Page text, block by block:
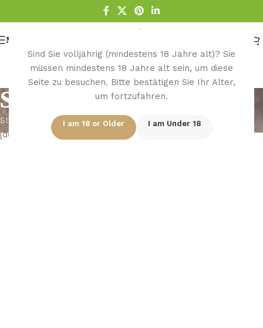
Sind Sie volljährig (mindestens 18 Jahre alt)? Sie
müssen mindestens 18 Jahre alt sein, um diese
Seite zu besuchen. Bitte bestätigen Sie Ihr Alter,
um fortzufahren.
I am 18 or Older I am Under 18
Menu
Store List
Startseite
Store List
[dokan-stores]